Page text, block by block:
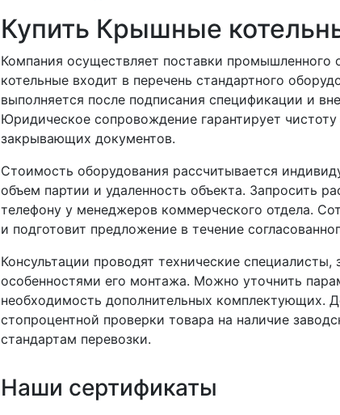
Купить Крышные
Компания осуществляет поставки
котельные входит в перечень стандартного
выполняется после подписания спецификации и
Юридическое сопровождение гарантирует
закрывающих документов.
Стоимость оборудования рассчитывается
объем партии и удаленность объекта. Запросить
телефону у менеджеров коммерческого отдела.
и подготовит предложение в течение
Консультации проводят технические
особенностями его монтажа. Можно уточнить
необходимость дополнительных комплектующих.
стопроцентной проверки товара на наличие
стандартам перевозки.
Наши сертификаты